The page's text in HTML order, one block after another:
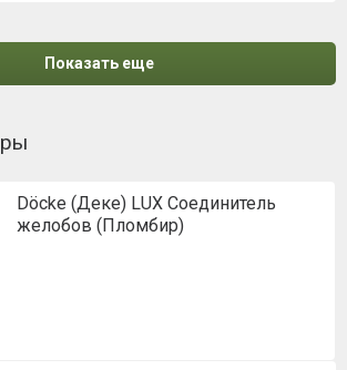
Показать еще
Döcke (Деке) LUX Соединитель
желобов (Пломбир)